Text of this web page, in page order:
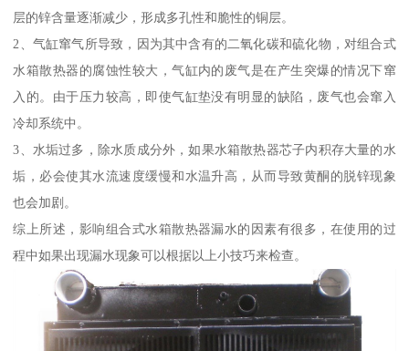
层的锌含量逐渐减少，形成多孔性和脆性的铜层。
2、气缸窜气所导致，因为其中含有的二氧化碳和硫化物，对组合式
水箱散热器的腐蚀性较大，气缸内的废气是在产生突爆的情况下窜
入的。由于压力较高，即使气缸垫没有明显的缺陷，废气也会窜入
冷却系统中。
3、水垢过多，除水质成分外，如果水箱散热器芯子内积存大量的水
垢，必会使其水流速度缓慢和水温升高，从而导致黄酮的脱锌现象
也会加剧。
综上所述，影响组合式水箱散热器漏水的因素有很多，在使用的过
程中如果出现漏水现象可以根据以上小技巧来检查。